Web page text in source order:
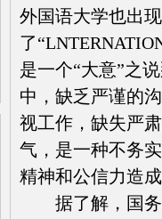
外国语大学也出
了
是一个“大意”之
中，缺乏严谨的
视工作，缺失严
气，是一种不务
精神和公信力造
据了解，国务